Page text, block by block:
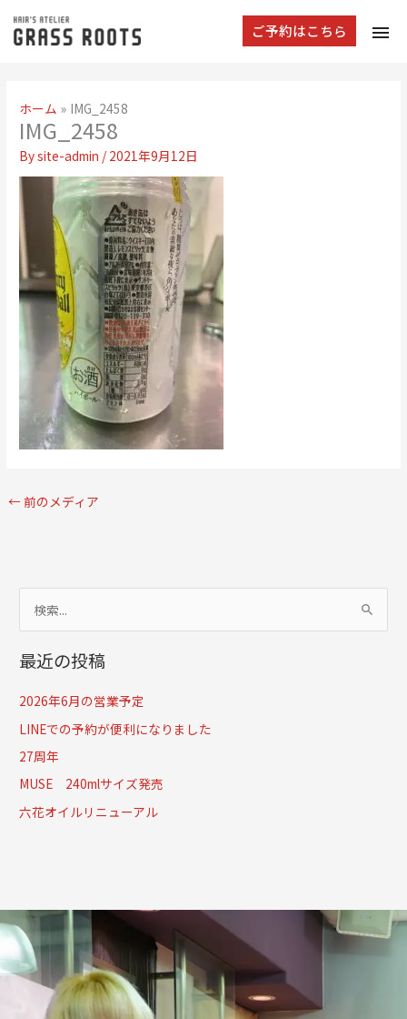
ご予約はこちら
ホーム IMG_2458
IMG_2458
Bysite-admin / 2021年9月12日
←前のメディア
索
対
:
最近の投稿
2026年6月の営業予定
LINEでの予約が便利になりました
27周年
MUSE 240mlサイズ発売
六花オイルリニューアル